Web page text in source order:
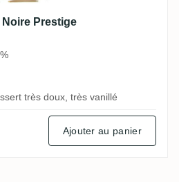
Noire Prestige
très doux, très vanillé
Ajouter au panier